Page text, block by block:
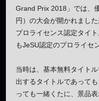
Grand Prix 2018」では、
円）の大会が開かれまし
プロライセンス認定タイ
もJeSU認定のプロライセ
当時は、基本無料タイト
出するタイトルであって
っても一緒くたに、景品